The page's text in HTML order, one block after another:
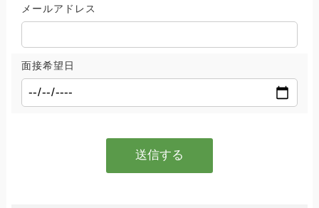
メールアドレス
面接希望日